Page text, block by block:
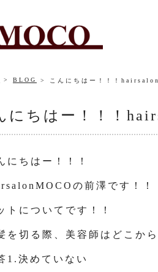
BLOG こんにちはー！！！
にちはー！！！
にちはー！！！
の前澤です！！
トについてです！！
を切る際、美容師はどこか
1.決めていない